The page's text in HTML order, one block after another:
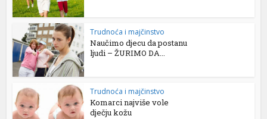
Trudnoća i majčinstvo
Naučimo djecu da postanu
ljudi – ŽURIMO DA...
Trudnoća i majčinstvo
Komarci najviše vole
dječju kožu